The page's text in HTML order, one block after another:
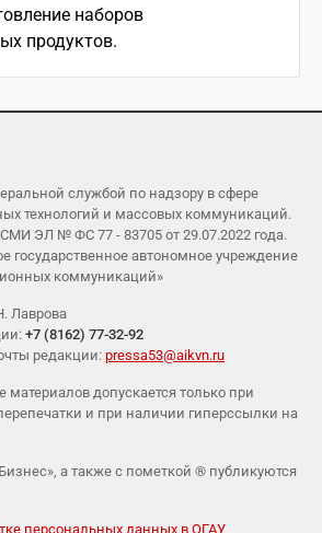
наборов
продуктов.
службой по надзору в сфере
технологий и массовых коммуникаций.
ЭЛ № ФС 77 - 83705 от 29.07.2022 года.
государственное автономное учреждение
коммуникаций»
Лаврова
+7 (8162) 77-32-92
редакции: pressa53@aikvn.ru
допускается только при
и при наличии гиперссылки на
а также с пометкой ® публикуются
персональных данных в ОГАУ